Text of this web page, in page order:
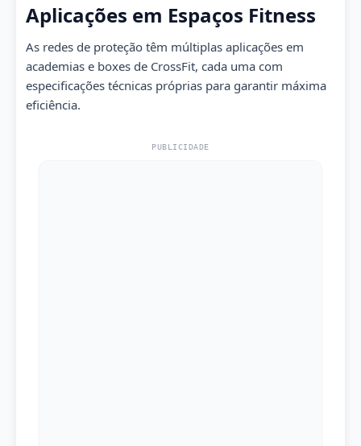
Aplicações em Espaços Fitness
As redes de proteção têm múltiplas aplicações em
academias e boxes de CrossFit, cada uma com
especificações técnicas próprias para garantir máxima
eficiência.
PUBLICIDADE